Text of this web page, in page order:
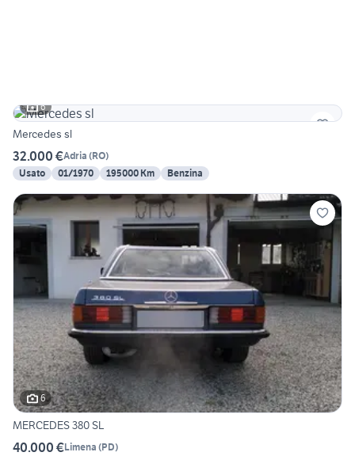
6
Mercedes sl
32.000 €Adria (RO)
Usato
01/1970 195000 Km Benzina
6
MERCEDES 380 SL
40.000 €Limena (PD)